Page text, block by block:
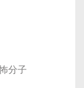
分子